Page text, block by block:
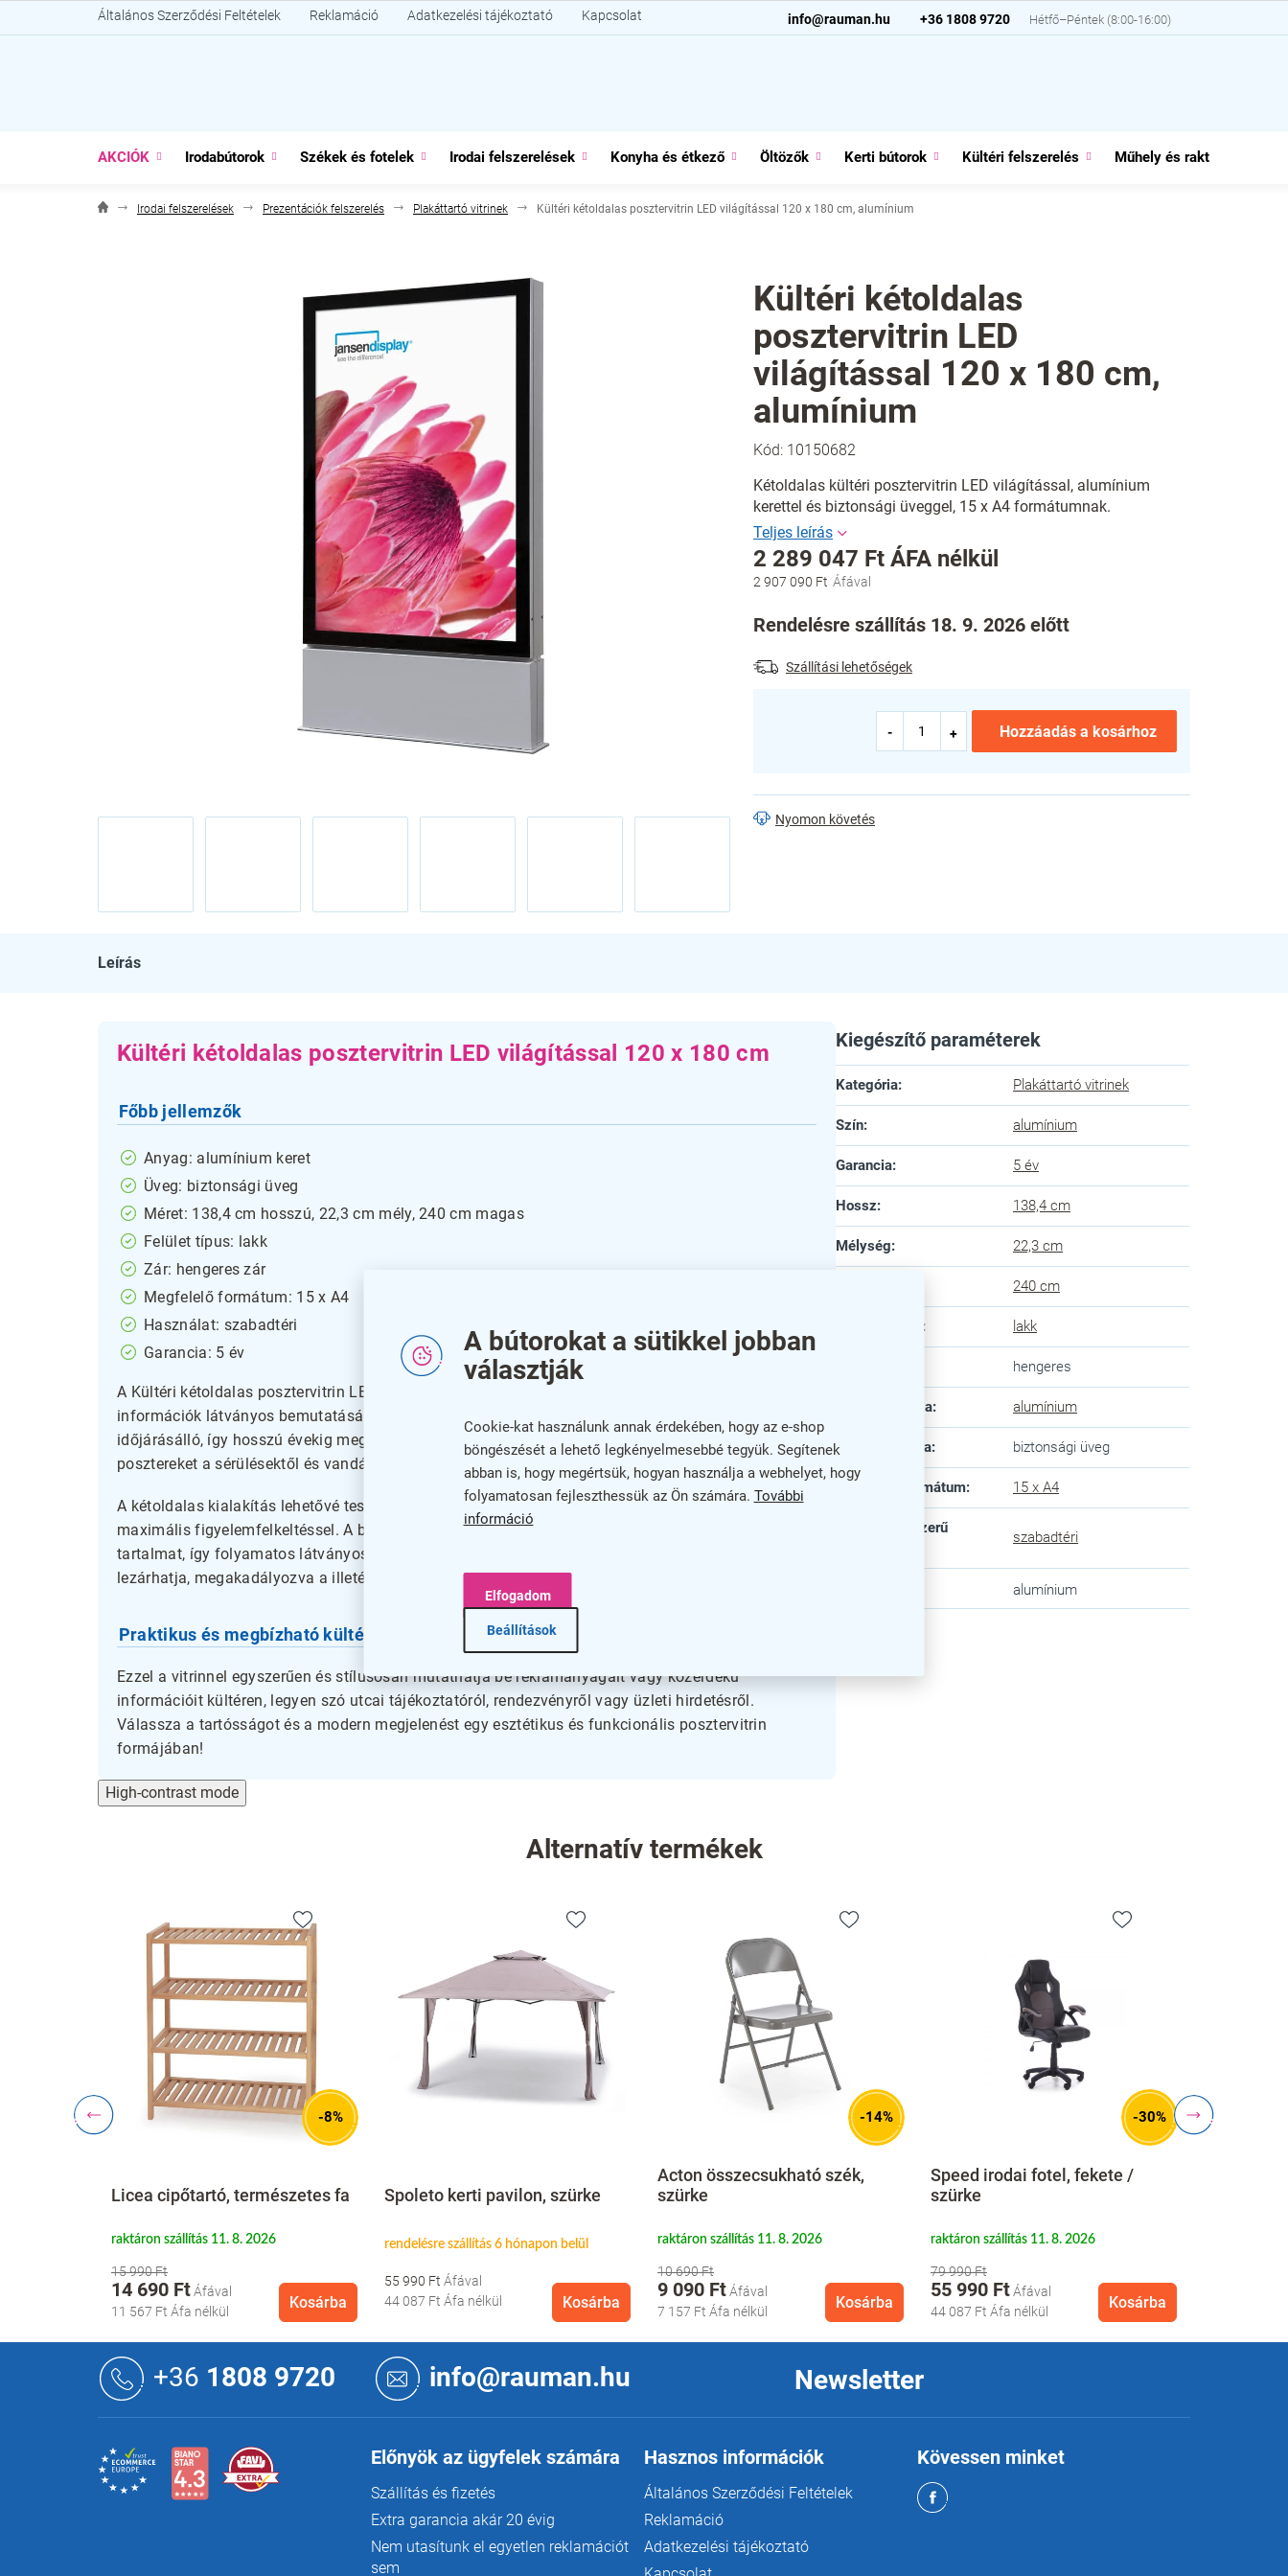
A bútorokat a sütikkel jobban
választják
Cookie-kat használunk annak érdekében, hogy az e-shop
böngészését a lehető legkényelmesebbé tegyük. Segítenek
abban is, hogy megértsük, hogyan használja a webhelyet, hogy
folyamatosan fejleszthessük az Ön számára. További
információ
Beállítások
Elfogadom
a
+36 1808 9720
info@rauman.hu
Általános Szerződési Feltételek Reklamáció Adatkezelési tájékoztató Kapcsolat
AKCIÓK Irodabútorok Székek és fotelek Irodai felszerelések Konyha és étkező Öltözők Kerti bútorok Kültéri felszerelés Műhely és raktár
Irodai felszerelések Prezentációk felszerelés Plakáttartó vitrinek Kültéri kétoldalas posztervitrin LED világítással 120 x 180 cm, alumínium
Kültéri kétoldalas
posztervitrin LED
világítással 120 x 180 cm,
alumínium
Kód: 10150682
Kétoldalas kültéri posztervitrin LED világítással, alumínium
kerettel és biztonsági üveggel, 15 x A4 formátumnak.
2 907 090 Ft
2 289 047 Ft ÁFA nélkül
Egységár:
Rendelésre szállítás 18. 9. 2026 előtt
Szállítási lehetőségek
Hozzáadás a kosárhoz
Nyomon követés
Leírás
Kültéri kétoldalas posztervitrin LED világítással 120 x 180 cm
Főbb jellemzők
Anyag: alumínium keret
Üveg: biztonsági üveg
Méret: 138,4 cm hosszú, 22,3 cm mély, 240 cm magas
Felület típus: lakk
Zár: hengeres zár
Megfelelő formátum: 15 x A4
Használat: szabadtéri
Garancia: 5 év
A Kültéri kétoldalas posztervitrin LED világítással tökéletes megoldás kültéri reklámok és
információk látványos bemutatására. Alumínium keretének köszönhetően rendkívül strapabíró és
időjárásálló, így hosszú évekig megőrzi esztétikus megjelenését. A biztonsági üveg védi a
posztereket a sérülésektől és vandálkodástól.
A kétoldalas kialakítás lehetővé teszi, hogy egyszerre két hirdetést vagy információt jelenítsen meg,
maximális figyelemfelkeltéssel. A beépített LED világítás még este is kiemeli az elhelyezett
tartalmat, így folyamatos látványosságot biztosít. A hengeres zár révén a vitrint biztonságosan
lezárhatja, megakadályozva a illetéktelen hozzáférést.
Praktikus és megbízható kültéri megoldás
Ezzel a vitrinnel egyszerűen és stílusosan mutathatja be reklámanyagait vagy közérdekű
információit kültéren, legyen szó utcai tájékoztatóról, rendezvényről vagy üzleti hirdetésről.
Válassza a tartósságot és a modern megjelenést egy esztétikus és funkcionális posztervitrin
formájában!
Kiegészítő paraméterek
Kategória: Plakáttartó vitrinek
Szín: alumínium
Garancia: 5 év
Hossz: 138,4 cm
Mélység: 22,3 cm
240 cm
: lakk
hengeres
A keret anyaga: alumínium
Az üveg típusa: biztonsági üveg
Megfelelő formátum: 15 x A4
Rendeltetésszerű
szabadtéri
alumínium
High-contrast mode
Alternatív termékek
-8%
Licea cipőtartó, természetes fa
raktáron szállítás 11. 8. 2026
15 990 Ft
14 690 Ft
11 567 Ft Áfa nélkül Kosárba
Spoleto kerti pavilon, szürke
rendelésre szállítás 6 hónapon belül
55 990 Ft
44 087 Ft Áfa nélkül Kosárba
-14%
Acton összecsukható szék,
szürke
raktáron szállítás 11. 8. 2026
10 690 Ft
9 090 Ft
7 157 Ft Áfa nélkül Kosárba
-30%
Speed irodai fotel, fekete /
szürke
raktáron szállítás 11. 8. 2026
79 990 Ft
55 990 Ft
44 087 Ft Áfa nélkül Kosárba
+36 1808 9720 info@rauman.hu Newsletter
Előnyök az ügyfelek számára
Szállítás és fizetés
Extra garancia akár 20 évig
Nem utasítunk el egyetlen reklamációt
sem
Hasznos információk
Általános Szerződési Feltételek
Reklamáció
Adatkezelési tájékoztató
Kövessen minket